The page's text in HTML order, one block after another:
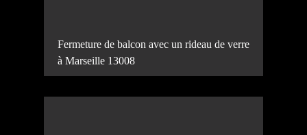
Fermeture de balcon avec un rideau de verre
à Marseille 13008